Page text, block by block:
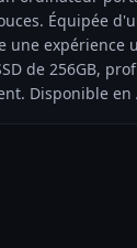
Équipée
une
de 256GB,
Disponible en